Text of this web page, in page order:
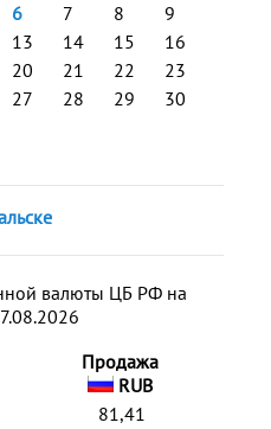
6 7 8
9
13 14 15
16
20 21 22
23
27 28 29
30
валюты ЦБ РФ на
Продажа
RUB
81,41